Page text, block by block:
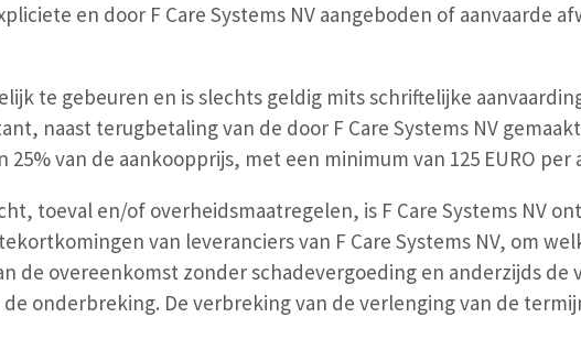
en door F Care Systems NV aangeboden of aanvaarde
te gebeuren en is slechts geldig mits schriftelijke
naast terugbetaling van de door F Care Systems NV
van de aankoopprijs, met een minimum van 125 EURO per
toeval en/of overheidsmaatregelen, is F Care Systems NV
van leveranciers van F Care Systems NV, om
de overeenkomst zonder schadevergoeding en anderzijds
onderbreking. De verbreking van de verlenging van de